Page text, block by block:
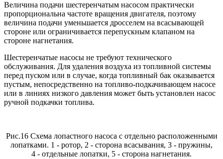
Величина подачи шестеренчатым насосом практически
пропорциональна частоте вращения двигателя, поэтому
величина подачи уменьшается дросселем на всасывающей
стороне или ограничивается перепускным клапаном на
стороне нагнетания.
Шестеренчатые насосы не требуют технического
обслуживания. Для удаления воздуха из топливной системы
перед пуском или в случае, когда топливный бак оказывается
пустым, непосредственно на топливо-подкачивающем насосе
или в линиях низкого давления может быть установлен насос
ручной подкачки топлива.
Рис.16 Схема лопастного насоса с отдельно расположенными
лопатками. 1 - ротор, 2 - сторона всасывания, 3 - пружины,
4 - отдельные лопатки, 5 - сторона нагнетания.